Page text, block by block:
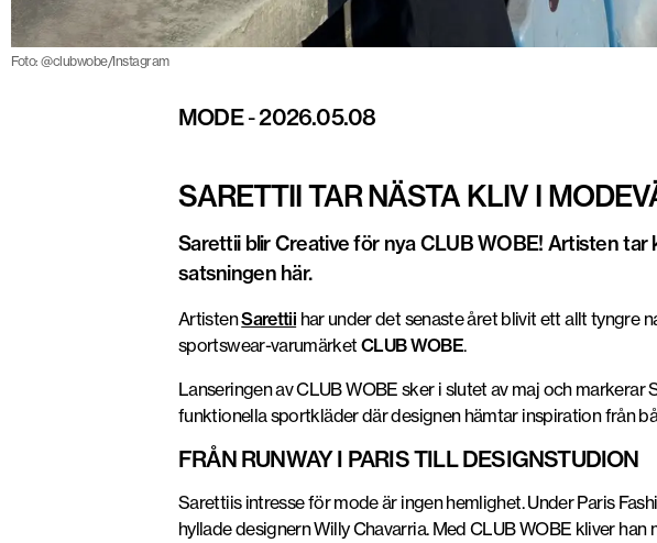
Foto: @clubwobe/Instagram
MODE-2026.05.08
SARETTII TAR NÄSTA KLIV I
Sarettii blir Creative för nya CLUB WOBE! Artisten
satsningen här.
ArtistenSarettii har under det senaste året blivit ett allt tyngre
sportswear-varumärket CLUB WOBE.
Lanseringen av CLUB WOBE sker i slutet av maj och
funktionella sportkläder där designen hämtar inspiration från
FRÅN RUNWAY I PARIS TILL DESIGNSTUDION
Sarettiis intresse för mode är ingen hemlighet. Under Paris
hyllade designern Willy Chavarria. Med CLUB WOBE kliver